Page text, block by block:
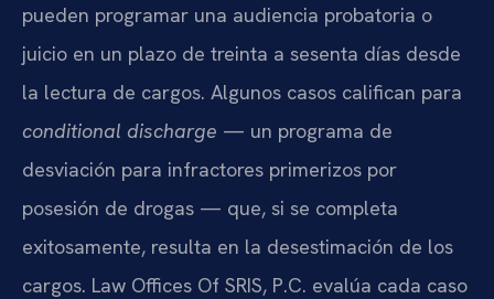
pueden programar una audiencia probatoria o
juicio en un plazo de treinta a sesenta días desde
la lectura de cargos. Algunos casos califican para
conditional discharge — un programa de
desviación para infractores primerizos por
posesión de drogas — que, si se completa
exitosamente, resulta en la desestimación de los
cargos. Law Offices Of SRIS, P.C. evalúa cada caso